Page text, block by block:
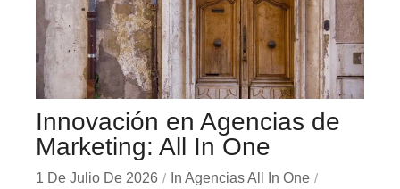
Innovación en Agencias de
Marketing: All In One
1 De Julio De 2026 In Agencias All In One